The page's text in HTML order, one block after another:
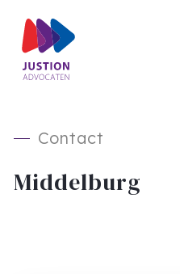
Contact
Middelburg